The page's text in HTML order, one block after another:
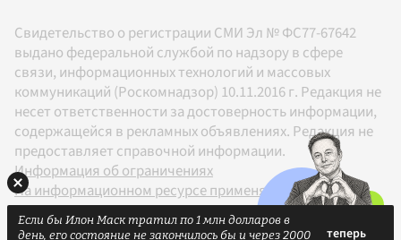
Свидетельство о регистрации СМИ Эл № ФС77-67642
выдано федеральной службой по надзору в сфере
связи, информационных технологий и массовых
коммуникаций (Роскомнадзор) 10.11.2016 г. Редакция не
несет ответственности за достоверность информации,
содержащейся в рекламных объявлениях. Редакция не
предоставляет справочной информации.
Информация об ограничениях
На информационном ресурсе применяются
рекомендательные технологии в соответствии с
Правилами
Если бы Илон Маск тратил по 1 млн долларов в
день, его состояние не закончилось бы и через 2000